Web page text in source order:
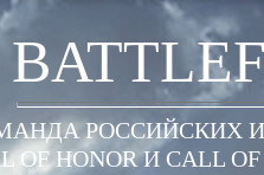
РОССИЙСКИХ
OF HONOR И